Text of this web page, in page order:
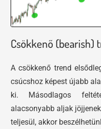
Csökkenő (bearish)
A csökkenő trend
csúcshoz képest újabb
ki. Másodlagos
alacsonyabb aljak
teljesül, akkor